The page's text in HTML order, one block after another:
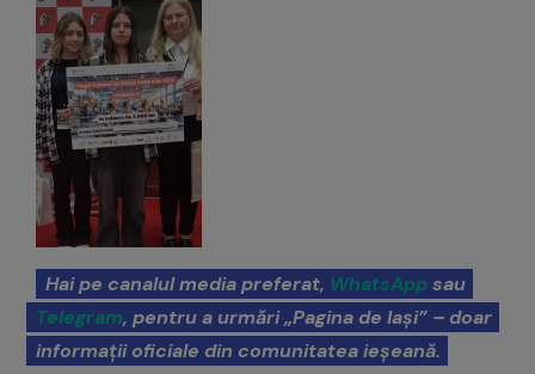
Hai pe canalul media preferat, WhatsAppsau
Telegram, pentru a urmări „Pagina de Iași” – doar
informații oficiale din comunitatea ieșeană.